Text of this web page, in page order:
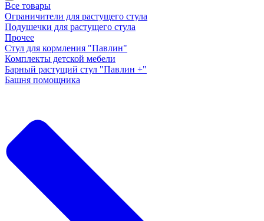
Все товары
Ограничители для растущего стула
Подушечки для растущего стула
Прочее
Стул для кормления "Павлин"
Комплекты детской мебели
Барный растущий стул "Павлин +"
Башня помощника